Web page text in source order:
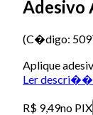
Adesivo
(C�digo:
Aplique
Ler
R$ 9,49no PIX